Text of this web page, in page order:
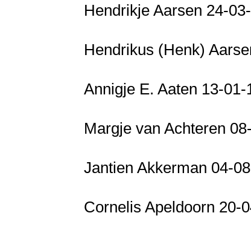
Hendrikje Aarsen 24-
Hendrikus (Henk)
Annigje E. Aaten 13-
Margje van Achteren
Jantien Akkerman 04-
Cornelis Apeldoorn 20-